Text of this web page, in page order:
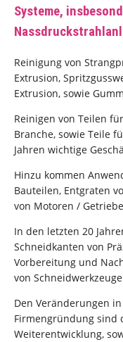
Systeme,
Reinigung von
Extrusion,
Extrusion, sowie
Reinigen von Teilen
Branche, sowie Teile
Jahren wichtige
Hinzu kommen
Bauteilen, Entgraten
von Motoren /
In den letzten 20
Schneidkanten von
Vorbereitung und
von
Den Veränderungen
Firmengründung sind
Weiterentwicklung,